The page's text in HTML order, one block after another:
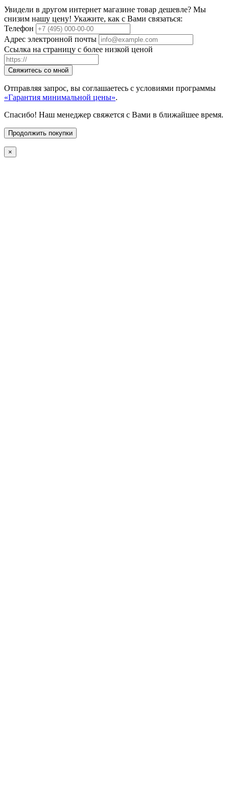
Увидели в другом интернет магазине товар дешевле? Мы
снизим нашу цену! Укажите, как с Вами связаться:
Телефон
Адрес электронной почты
Ссылка на страницу с более низкой ценой
Свяжитесь со мной
Отправляя запрос, вы соглашаетесь с условиями программы
«Гарантия минимальной цены».
Спасибо! Наш менеджер свяжется с Вами в ближайшее время.
Продолжить покупки
×